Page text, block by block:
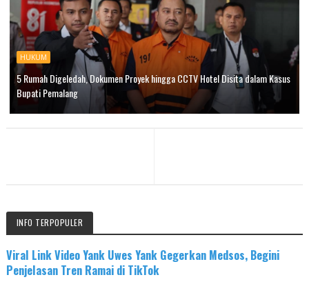
HUKUM
5 Rumah Digeledah, Dokumen Proyek hingga CCTV Hotel Disita dalam Kasus
Bupati Pemalang
INFO TERPOPULER
Viral Link Video Yank Uwes Yank Gegerkan Medsos, Begini
Penjelasan Tren Ramai di TikTok